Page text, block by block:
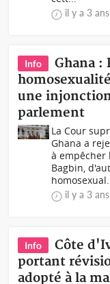
il y a 3 ans
Info
Ghana :
une
parlement
La Cour
Ghana a
à
Bagbin,
il y a 3 ans
Info
Côte
portant
adopté à la